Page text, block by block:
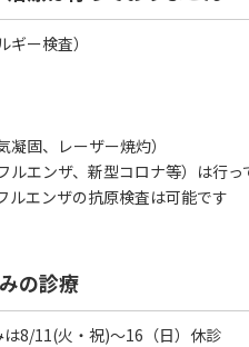
ー検査）
固、レーザー焼灼）
ルエンザ、新型コロナ等）は行っ
エンザの抗原検査は可能です
の診療
8/11(火・祝)～16（日）休診